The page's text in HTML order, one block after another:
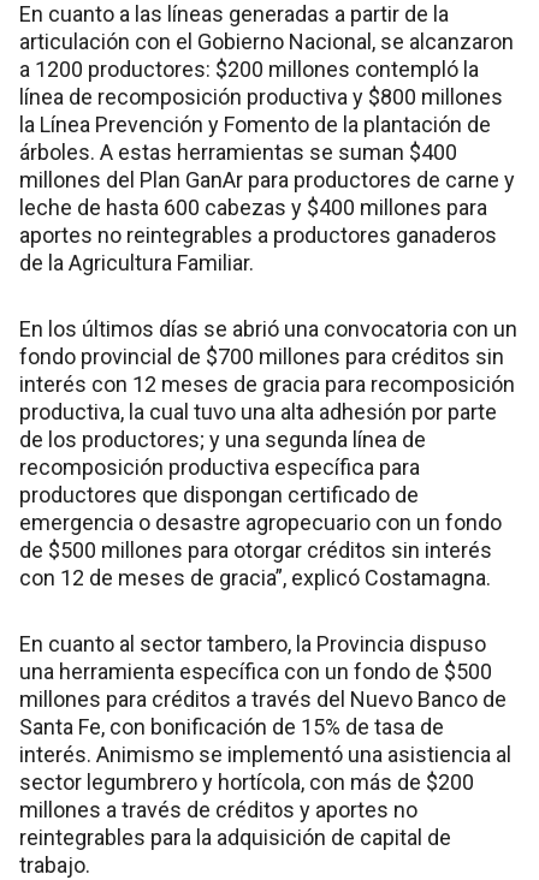
En cuanto a las líneas generadas a partir de la
articulación con el Gobierno Nacional, se alcanzaron
a 1200 productores: $200 millones contempló la
línea de recomposición productiva y $800 millones
la Línea Prevención y Fomento de la plantación de
árboles. A estas herramientas se suman $400
millones del Plan GanAr para productores de carne y
leche de hasta 600 cabezas y $400 millones para
aportes no reintegrables a productores ganaderos
de la Agricultura Familiar.
En los últimos días se abrió una convocatoria con un
fondo provincial de $700 millones para créditos sin
interés con 12 meses de gracia para recomposición
productiva, la cual tuvo una alta adhesión por parte
de los productores; y una segunda línea de
recomposición productiva específica para
productores que dispongan certificado de
emergencia o desastre agropecuario con un fondo
de $500 millones para otorgar créditos sin interés
con 12 de meses de gracia”, explicó Costamagna.
En cuanto al sector tambero, la Provincia dispuso
una herramienta específica con un fondo de $500
millones para créditos a través del Nuevo Banco de
Santa Fe, con bonificación de 15% de tasa de
interés. Animismo se implementó una asistiencia al
sector legumbrero y hortícola, con más de $200
millones a través de créditos y aportes no
reintegrables para la adquisición de capital de
trabajo.